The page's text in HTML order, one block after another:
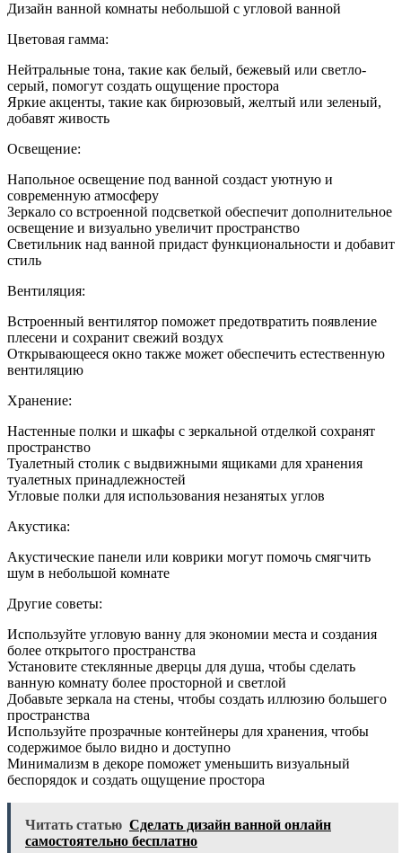
с
Дизайн ванной комнаты небольшой с угловой ванной
Цветовая гамма:
Нейтральные тона, такие как белый, бежевый или светло-
серый, помогут создать ощущение простора
Яркие акценты, такие как бирюзовый, желтый или зеленый,
добавят живость
Освещение:
Напольное освещение под ванной создаст уютную и
современную атмосферу
Зеркало со встроенной подсветкой обеспечит дополнительное
освещение и визуально увеличит пространство
Светильник над ванной придаст функциональности и добавит
стиль
Вентиляция:
Встроенный вентилятор поможет предотвратить появление
плесени и сохранит свежий воздух
Открывающееся окно также может обеспечить естественную
вентиляцию
Хранение:
Настенные полки и шкафы с зеркальной отделкой сохранят
пространство
Туалетный столик с выдвижными ящиками для хранения
туалетных принадлежностей
Угловые полки для использования незанятых углов
Акустика:
Акустические панели или коврики могут помочь смягчить
шум в небольшой комнате
Другие советы:
Используйте угловую ванну для экономии места и создания
более открытого пространства
Установите стеклянные дверцы для душа, чтобы сделать
ванную комнату более просторной и светлой
Добавьте зеркала на стены, чтобы создать иллюзию большего
пространства
Используйте прозрачные контейнеры для хранения, чтобы
содержимое было видно и доступно
Минимализм в декоре поможет уменьшить визуальный
беспорядок и создать ощущение простора
Читать статью Сделать дизайн ванной онлайн
самостоятельно бесплатно